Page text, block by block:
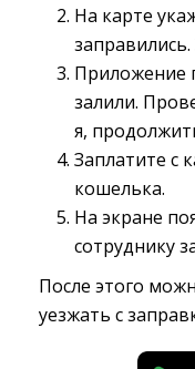
На карте
Приложение
залили.
я,
Заплатите с
кошелька.
На экране
сотруднику
После этого
уезжать с